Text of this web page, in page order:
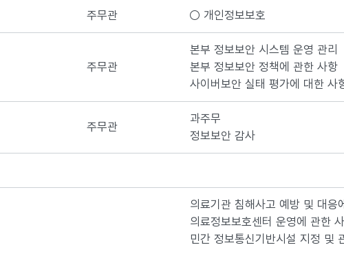
주무관 ○ 개인정보보호
주무관
본부 정보보안 시스템 운영 관리
본부 정보보안 정책에 관한 사항
사이버보안 실태 평가에 대한 사
주무관
과주무
정보보안 감사
의료기관 침해사고 예방 및 대응
의료정보보호센터 운영에 관한
민간 정보통신기반시설 지정 및